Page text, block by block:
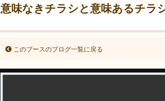
意味なきチラシと意味あるチラ
このブースのブログ一覧に戻る